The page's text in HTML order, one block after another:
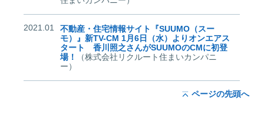
2021.01
不動産・住宅情報サイト『SUUMO（スー
モ）』新TV-CM 1月6日（水）よりオンエアス
タート 香川照之さんがSUUMOのCMに初登
場！
（株式会社リクルート住まいカンパニ
ー）
ページの先頭へ